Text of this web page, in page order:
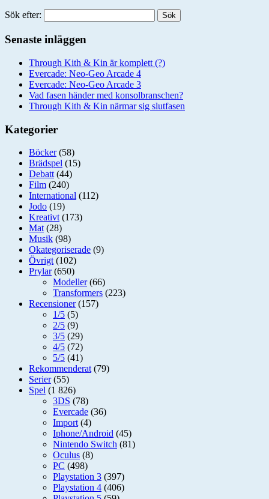
Sök efter:
Senaste inläggen
Through Kith & Kin är komplett (?)
Evercade: Neo-Geo Arcade 4
Evercade: Neo-Geo Arcade 3
Vad fasen händer med konsolbranschen?
Through Kith & Kin närmar sig slutfasen
Kategorier
Böcker(58)
Brädspel (15)
Debatt (44)
Film (240)
International (112)
Jodo (19)
Kreativt (173)
Mat (28)
Musik (98)
Okategoriserade (9)
Övrigt (102)
Prylar(650)
Modeller(66)
Transformers (223)
Recensioner(157)
1/5 (5)
2/5 (9)
3/5 (29)
4/5 (72)
5/5 (41)
Rekommenderat (79)
Serier(55)
Spel (1 826)
3DS (78)
Evercade (36)
Import (4)
Iphone/Android (45)
Nintendo Switch (81)
Oculus (8)
PC (498)
Playstation 3 (397)
Playstation 4 (406)